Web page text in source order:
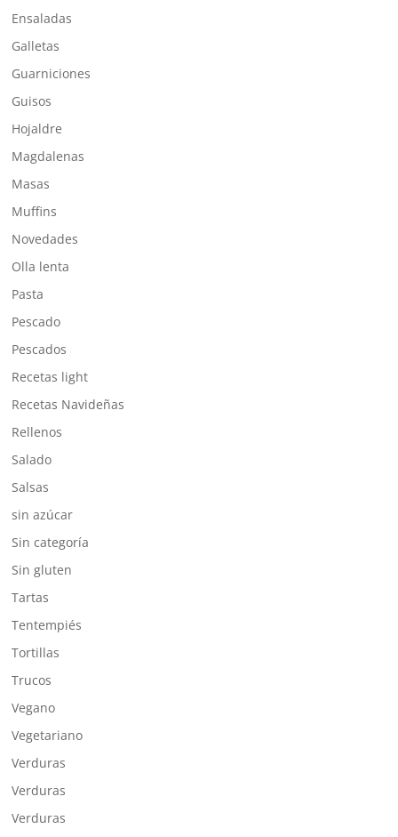
Ensaladas
Galletas
Guarniciones
Guisos
Hojaldre
Magdalenas
Masas
Muffins
Novedades
Olla lenta
Pasta
Pescado
Pescados
Recetas light
Recetas Navideñas
Rellenos
Salado
Salsas
sin azúcar
Sin categoría
Sin gluten
Tartas
Tentempiés
Tortillas
Trucos
Vegano
Vegetariano
Verduras
Verduras
Verduras